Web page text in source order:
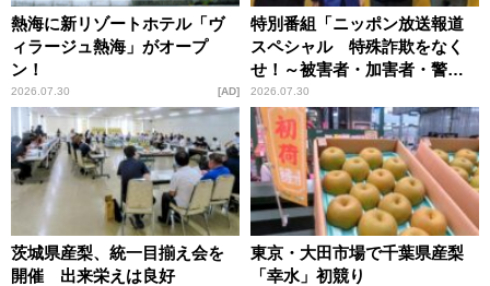
熱海に新リゾートホテル「ヴ
ィラージュ熱海」がオープ
ン！
2026.07.30 AD
特別番組「ニッポン放送報道
スペシャル 特殊詐欺をなく
せ！～被害者・加害者・警視
庁が語るトクリュウの実態
～」放送
2026.07.30
茨城県産梨、統一目揃え会を
開催 出来栄えは良好
東京・大田市場で千葉県産梨
「幸水」初競り